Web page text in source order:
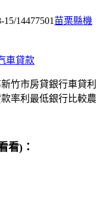
14477501 苗栗縣機
車貸款
竹市房貸銀行車貸利
率利最低銀行比較農
看)：